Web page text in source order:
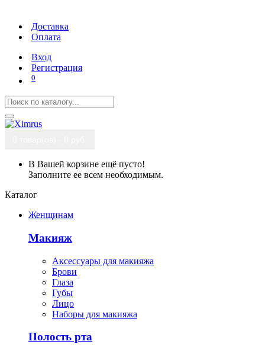
Доставка
Оплата
Вход
Регистрация
0
В Вашей корзине ещё пусто!
Заполните ее всем необходимым.
Каталог
Женщинам
Макияж
Аксессуары для макияжа
Брови
Глаза
Губы
Лицо
Наборы для макияжа
Полость рта